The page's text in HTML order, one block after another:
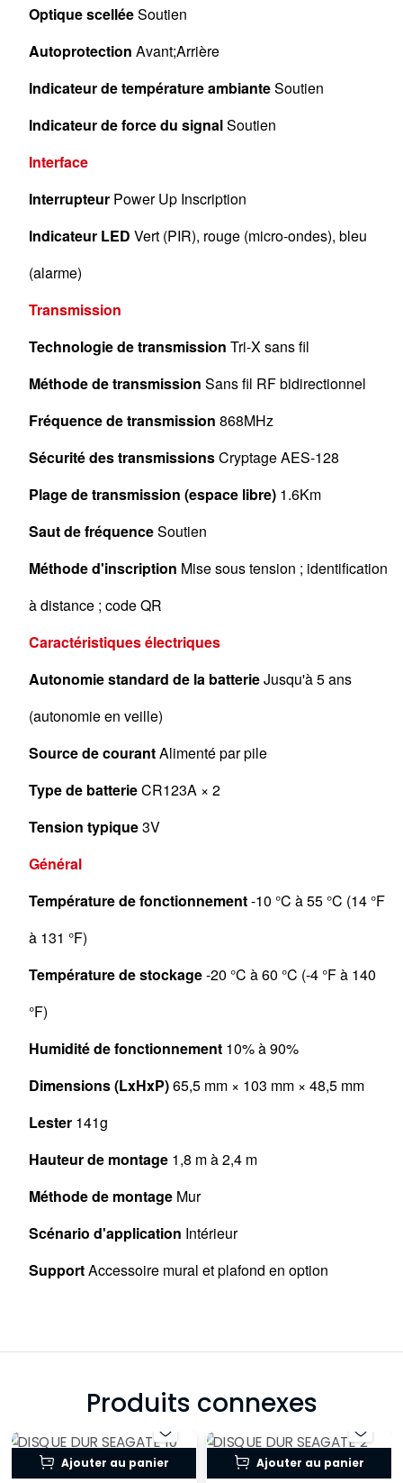
Optique scelléeSoutien
Autoprotection Avant;Arrière
Indicateur de température ambianteSoutien
Indicateur de force du signalSoutien
Interface
Interrupteur Power Up Inscription
Indicateur LED Vert (PIR), rouge (micro-ondes), bleu
(alarme)
Transmission
Technologie de transmission Tri-X sans fil
Méthode de transmission Sans fil RF bidirectionnel
Fréquence de transmission 868MHz
Sécurité des transmissionsCryptage AES-128
Plage de transmission (espace libre) 1.6Km
Saut de fréquenceSoutien
Méthode d'inscription Mise sous tension ; identification
à distance ; code QR
Caractéristiques électriques
Autonomie standard de la batterieJusqu'à 5 ans
(autonomie en veille)
Source de courantAlimenté par pile
Type de batterieCR123A × 2
Tension typique3V
Général
Température de fonctionnement-10 °C à 55 °C (14 °F
à 131 °F)
Température de stockage-20 °C à 60 °C (-4 °F à 140
°F)
Humidité de fonctionnement 10% à 90%
Dimensions (LxHxP)65,5 mm × 103 mm × 48,5 mm
Lester 141g
Hauteur de montage 1,8 m à 2,4 m
Méthode de montage Mur
Scénario d'application Intérieur
SupportAccessoire mural et plafond en option
Produits connexes
Ajouter au panier Ajouter au panier